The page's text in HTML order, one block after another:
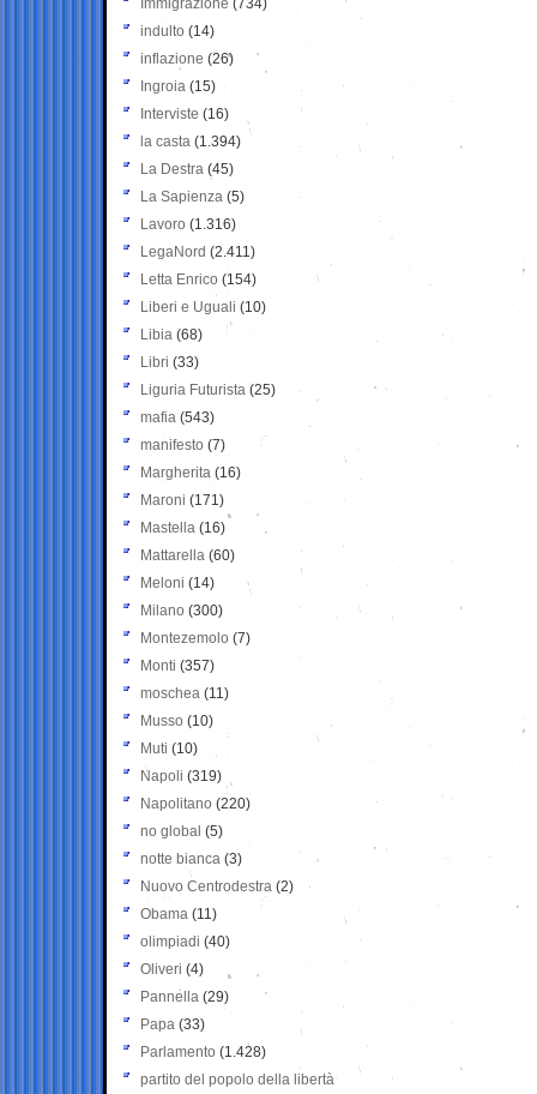
Immigrazione (734)
indulto (14)
inflazione (26)
Ingroia (15)
Interviste (16)
la casta (1.394)
La Destra (45)
La Sapienza (5)
Lavoro (1.316)
LegaNord (2.411)
Letta Enrico (154)
Liberi e Uguali (10)
Libia (68)
Libri (33)
Liguria Futurista (25)
mafia (543)
manifesto (7)
Margherita (16)
Maroni (171)
Mastella (16)
Mattarella (60)
Meloni (14)
Milano (300)
Montezemolo (7)
Monti (357)
moschea (11)
Musso (10)
Muti (10)
Napoli (319)
Napolitano (220)
no global (5)
notte bianca (3)
Nuovo Centrodestra (2)
Obama (11)
olimpiadi (40)
Oliveri (4)
Pannella (29)
Papa (33)
Parlamento (1.428)
partito del popolo della libertà